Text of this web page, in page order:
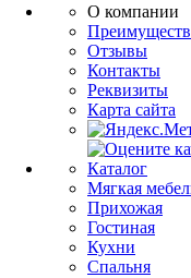
О компании
Отзывы
Контакты
Реквизиты
Карта сайта
Каталог
Мягкая
Прихожая
Гостиная
Кухни
Спальня